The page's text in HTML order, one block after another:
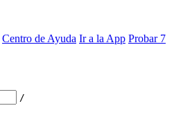
Centro de Ayuda Ir a la App Probar 7
/